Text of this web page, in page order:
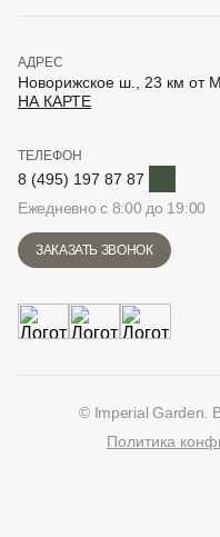
АДРЕС
Новорижское ш., 23 км от
НА КАРТЕ
ТЕЛЕФОН
8 (495) 197 87 87
Ежедневно с 8:00 до 19:00
ЗАКАЗАТЬ ЗВОНОК
© Imperial Garden.
Политика